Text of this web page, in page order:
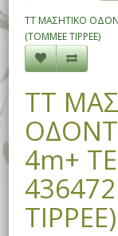
TT ΜΑΣΗΤΙΚΟ
(TOMMEE TIPPEE)
TT
4m+
TIPPEE)